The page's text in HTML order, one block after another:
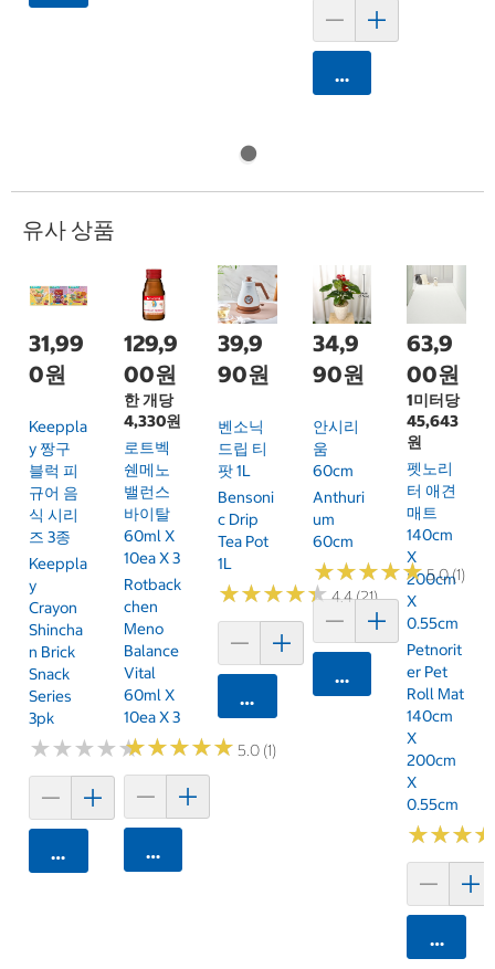
카트에 담기
유사 상품
31,99
0원
Keeppla
Y 짱구
블럭 피
규어 음
식 시리
즈 3종
Keeppla
Y
Crayon
Shincha
N Brick
Snack
Series
3pk
★★★★★
★★★★★
카트에 담기
129,9
00원
한 개당
4,330원
로트벡
쉔메노
밸런스
바이탈
60ml X
10ea X 3
Rotback
Chen
Meno
Balance
Vital
60ml X
10ea X 3
★★★★★
★★★★★ 5.0 (1)
카트에 담기
39,9
90원
벤소닉
드립 티
팟 1L
Bensoni
C Drip
Tea Pot
1L
★★★★★
★★★★★4.4 (21)
카트에 담기
34,9
90원
안시리
움
60cm
Anthuri
Um
60cm
★★★★★
★★★★★5.0 (1)
카트에 담기
63,9
00원
1미터당
45,643
원
펫노리
터 애견
매트
140cm
X
200cm
X
0.55cm
Petnorit
Er Pet
Roll Mat
140cm
X
200cm
X
0.55cm
★★★
★★★
카트에